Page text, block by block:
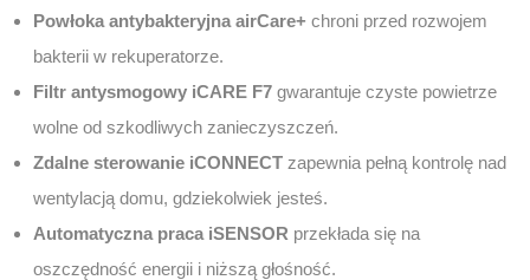
Powłoka antybakteryjna airCare+ chroni przed rozwojem
bakterii w rekuperatorze.
Filtr antysmogowy iCARE F7 gwarantuje czyste powietrze
wolne od szkodliwych zanieczyszczeń.
Zdalne sterowanie iCONNECT zapewnia pełną kontrolę nad
wentylacją domu, gdziekolwiek jesteś.
Automatyczna praca iSENSOR przekłada się na
oszczędność energii i niższą głośność.